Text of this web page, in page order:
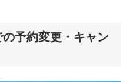
予約変更・キャン